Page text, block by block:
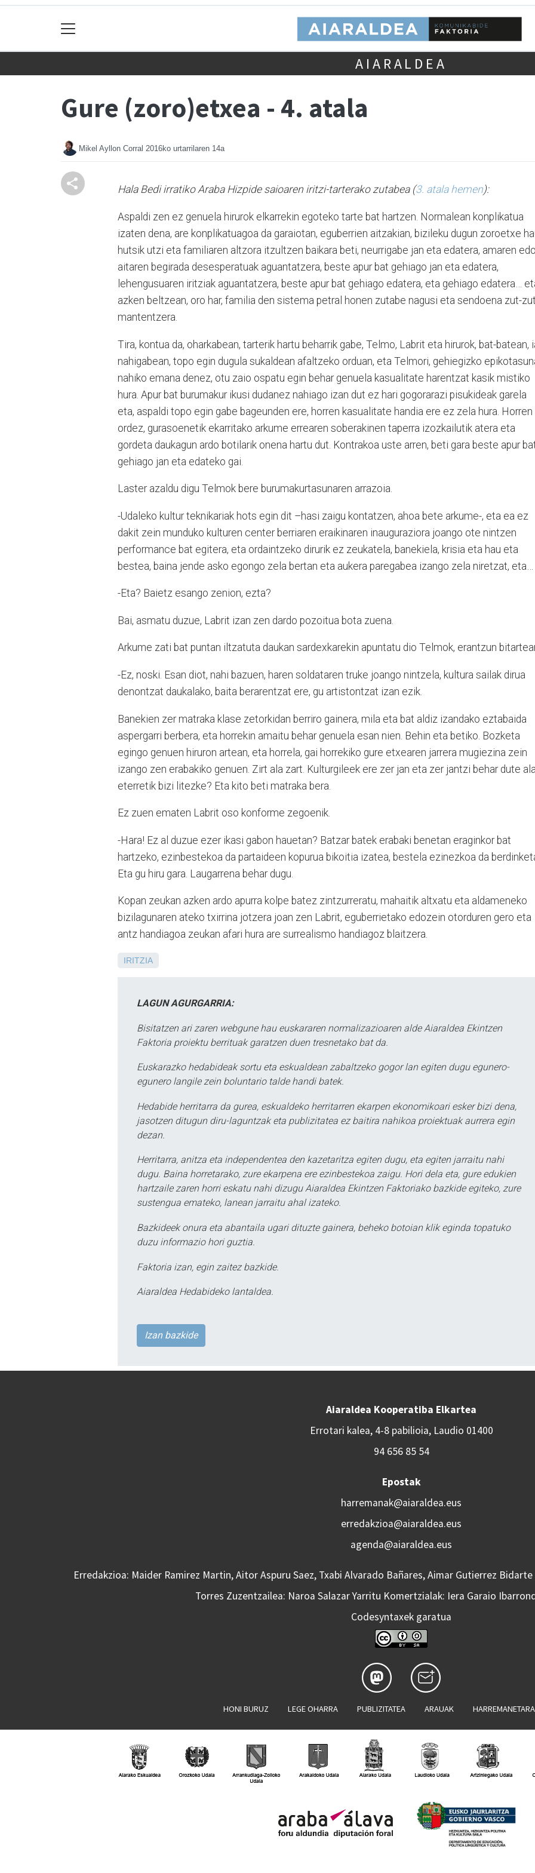
AIARALDEA
Gure (zoro)etxea - 4. atala
Mikel Ayllon Corral 2016ko urtarrilaren 14a
Hala Bedi irratiko Araba Hizpide saioaren iritzi-tarterako zutabea (3. atala hemen):
Aspaldi zen ez genuela hirurok elkarrekin egoteko tarte bat hartzen. Normalean konplikatua
izaten dena, are konplikatuagoa da garaiotan, eguberrien aitzakian, bizileku dugun zoroetxe
hutsik utzi eta familiaren altzora itzultzen baikara beti, neurrigabe jan eta edatera, amaren
aitaren begirada desesperatuak aguantatzera, beste apur bat gehiago jan eta edatera,
lehengusuaren iritziak aguantatzera, beste apur bat gehiago edatera, eta gehiago edatera…
azken beltzean, oro har, familia den sistema petral honen zutabe nagusi eta sendoena zut-
mantentzera.
Tira, kontua da, oharkabean, tarterik hartu beharrik gabe, Telmo, Labrit eta hirurok, bat-batean,
nahigabean, topo egin dugula sukaldean afaltzeko orduan, eta Telmori, gehiegizko
nahiko emana denez, otu zaio ospatu egin behar genuela kasualitate harentzat kasik mistiko
hura. Apur bat burumakur ikusi dudanez nahiago izan dut ez hari gogorarazi pisukideak garela
eta, aspaldi topo egin gabe bageunden ere, horren kasualitate handia ere ez zela hura. Horren
ordez, gurasoenetik ekarritako arkume errearen soberakinen taperra izozkailutik atera eta
gordeta daukagun ardo botilarik onena hartu dut. Kontrakoa uste arren, beti gara beste apur
gehiago jan eta edateko gai.
Laster azaldu digu Telmok bere burumakurtasunaren arrazoia.
-Udaleko kultur teknikariak hots egin dit –hasi zaigu kontatzen, ahoa bete arkume-, eta ea ez
dakit zein munduko kulturen center berriaren eraikinaren inauguraziora joango ote nintzen
performance bat egitera, eta ordaintzeko dirurik ez zeukatela, banekiela, krisia eta hau eta
bestea, baina jende asko egongo zela bertan eta aukera paregabea izango zela niretzat, eta…
-Eta? Baietz esango zenion, ezta?
Bai, asmatu duzue, Labrit izan zen dardo pozoitua bota zuena.
Arkume zati bat puntan iltzatuta daukan sardexkarekin apuntatu dio Telmok, erantzun
-Ez, noski. Esan diot, nahi bazuen, haren soldataren truke joango nintzela, kultura sailak dirua
denontzat daukalako, baita berarentzat ere, gu artistontzat izan ezik.
Banekien zer matraka klase zetorkidan berriro gainera, mila eta bat aldiz izandako eztabaida
aspergarri berbera, eta horrekin amaitu behar genuela esan nien. Behin eta betiko. Bozketa
egingo genuen hiruron artean, eta horrela, gai horrekiko gure etxearen jarrera mugiezina zein
izango zen erabakiko genuen. Zirt ala zart. Kulturgileek ere zer jan eta zer jantzi behar dute
eterretik bizi litezke? Eta kito beti matraka bera.
Ez zuen ematen Labrit oso konforme zegoenik.
-Hara! Ez al duzue ezer ikasi gabon hauetan? Batzar batek erabaki benetan eraginkor bat
hartzeko, ezinbestekoa da partaideen kopurua bikoitia izatea, bestela ezinezkoa da
Eta gu hiru gara. Laugarrena behar dugu.
Kopan zeukan azken ardo apurra kolpe batez zintzurreratu, mahaitik altxatu eta aldameneko
bizilagunaren ateko txirrina jotzera joan zen Labrit, eguberrietako edozein otorduren gero eta
antz handiagoa zeukan afari hura are surrealismo handiagoz blaitzera.
IRITZIA
LAGUN AGURGARRIA:
Bisitatzen ari zaren webgune hau euskararen normalizazioaren alde Aiaraldea Ekintzen
Faktoria proiektu berrituak garatzen duen tresnetako bat da.
Euskarazko hedabideak sortu eta eskualdean zabaltzeko gogor lan egiten dugu egunero-
egunero langile zein boluntario talde handi batek.
Hedabide herritarra da gurea, eskualdeko herritarren ekarpen ekonomikoari esker bizi dena,
jasotzen ditugun diru-laguntzak eta publizitatea ez baitira nahikoa proiektuak aurrera egin
dezan.
Herritarra, anitza eta independentea den kazetaritza egiten dugu, eta egiten jarraitu nahi
dugu. Baina horretarako, zure ekarpena ere ezinbestekoa zaigu. Hori dela eta, gure edukien
hartzaile zaren horri eskatu nahi dizugu Aiaraldea Ekintzen Faktoriako bazkide egiteko, zure
sustengua emateko, lanean jarraitu ahal izateko.
Bazkideek onura eta abantaila ugari dituzte gainera, beheko botoian klik eginda topatuko
duzu informazio hori guztia.
Faktoria izan, egin zaitez bazkide.
Aiaraldea Hedabideko lantaldea.
Izan bazkide
Aiaraldea Kooperatiba Elkartea
Errotari kalea, 4-8 pabilioia, Laudio 01400
94 656 85 54
Epostak
harremanak@aiaraldea.eus
erredakzioa@aiaraldea.eus
agenda@aiaraldea.eus
Erredakzioa: Maider Ramirez Martin, Aitor Aspuru Saez, Txabi Alvarado Bañares, Aimar Gutierrez
Torres Zuzentzailea: Naroa Salazar Yarritu Komertzialak: Iera Garaio
Codesyntaxek garatua
HONI BURUZ LEGE OHARRA PUBLIZITATEA ARAUAK